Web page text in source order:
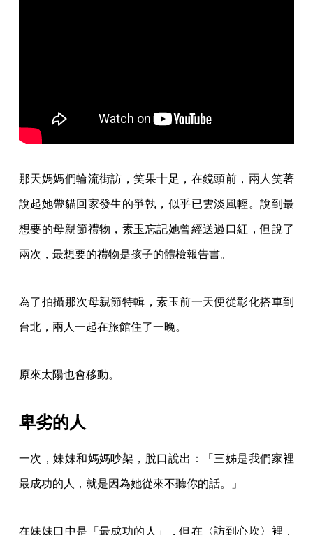
那天媽媽們輪流街訪，笑果十足，在鏡頭前，兩人笑著
說起她帶貓回家發生的爭執，似乎已雲淡風輕。說到最
想要的母親節禮物，素玉忘記她曾經送過口紅，但說了
兩次，最想要的禮物是孩子的體檢報告書。
為了拍攝那次母親節特輯，素玉前一天便從彰化搭車到
台北，兩人一起在旅館住了一晚。
原來太陽也會移動。
卑劣的人
一次，妹妹和媽媽吵架，脫口說出：「三姊是我們家裡
最成功的人，就是因為她從來不聽你的話。」
在妹妹口中是「最成功的人」，但在〈訪到心坎〉裡，